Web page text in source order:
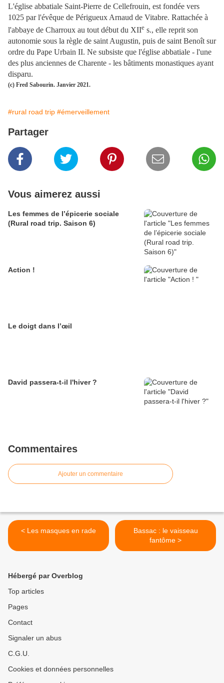
L'église abbatiale Saint-Pierre de Cellefrouin, est fondée vers
1025 par l'évêque de Périgueux Arnaud de Vitabre. Rattachée à
l'abbaye de Charroux au tout début du XIIe s., elle reprit son
autonomie sous la règle de saint Augustin, puis de saint Benoît sur
ordre du Pape Urbain II. Ne subsiste que l'église abbatiale - l'une
des plus anciennes de Charente - les bâtiments monastiques ayant
disparu.
(c) Fred Sabourin. Janvier 2021.
#rural road trip #émerveillement
Partager
Vous aimerez aussi
Les femmes de l’épicerie sociale
(Rural road trip. Saison 6)
Action !
Le doigt dans l’œil
David passera-t-il l'hiver ?
Commentaires
Ajouter un commentaire
< Les masques en rade
Bassac : le vaisseau
fantôme >
Hébergé par Overblog
Top articles
Pages
Contact
Signaler un abus
C.G.U.
Cookies et données personnelles